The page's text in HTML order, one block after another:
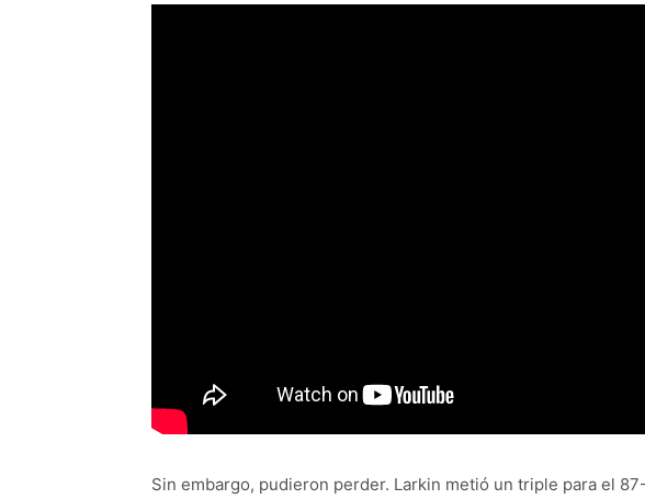
Sin embargo, pudieron perder. Larkin metió un triple para el